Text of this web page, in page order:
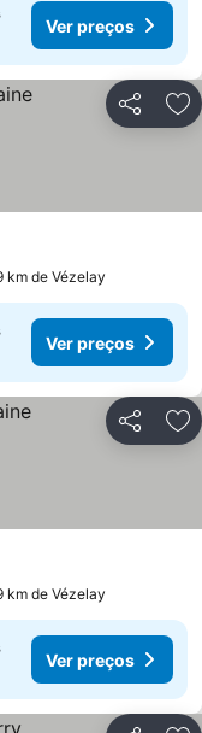
Ver preços
Partilhar
km de Vézelay
Ver preços
Partilhar
km de Vézelay
Ver preços